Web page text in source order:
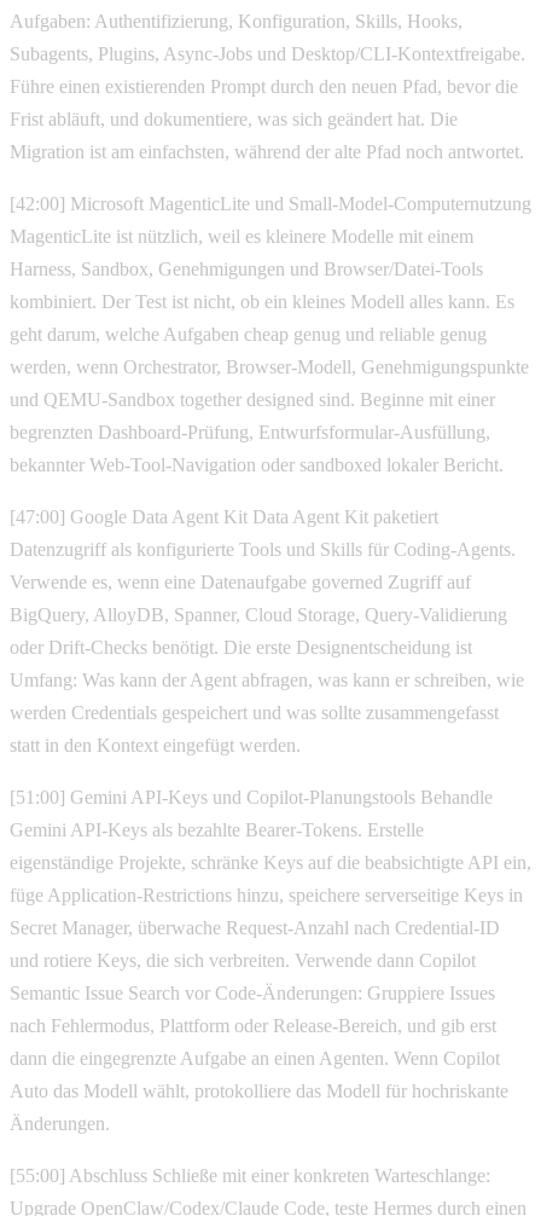
Aufgaben: Authentifizierung, Konfiguration, Skills, Hooks,
Subagents, Plugins, Async-Jobs und Desktop/CLI-Kontextfreigabe.
Führe einen existierenden Prompt durch den neuen Pfad, bevor die
Frist abläuft, und dokumentiere, was sich geändert hat. Die
Migration ist am einfachsten, während der alte Pfad noch antwortet.
[42:00] Microsoft MagenticLite und Small-Model-Computernutzung
MagenticLite ist nützlich, weil es kleinere Modelle mit einem
Harness, Sandbox, Genehmigungen und Browser/Datei-Tools
kombiniert. Der Test ist nicht, ob ein kleines Modell alles kann. Es
geht darum, welche Aufgaben cheap genug und reliable genug
werden, wenn Orchestrator, Browser-Modell, Genehmigungspunkte
und QEMU-Sandbox together designed sind. Beginne mit einer
begrenzten Dashboard-Prüfung, Entwurfsformular-Ausfüllung,
bekannter Web-Tool-Navigation oder sandboxed lokaler Bericht.
[47:00] Google Data Agent Kit Data Agent Kit paketiert
Datenzugriff als konfigurierte Tools und Skills für Coding-Agents.
Verwende es, wenn eine Datenaufgabe governed Zugriff auf
BigQuery, AlloyDB, Spanner, Cloud Storage, Query-Validierung
oder Drift-Checks benötigt. Die erste Designentscheidung ist
Umfang: Was kann der Agent abfragen, was kann er schreiben, wie
werden Credentials gespeichert und was sollte zusammengefasst
statt in den Kontext eingefügt werden.
[51:00] Gemini API-Keys und Copilot-Planungstools Behandle
Gemini API-Keys als bezahlte Bearer-Tokens. Erstelle
eigenständige Projekte, schränke Keys auf die beabsichtigte API ein,
füge Application-Restrictions hinzu, speichere serverseitige Keys in
Secret Manager, überwache Request-Anzahl nach Credential-ID
und rotiere Keys, die sich verbreiten. Verwende dann Copilot
Semantic Issue Search vor Code-Änderungen: Gruppiere Issues
nach Fehlermodus, Plattform oder Release-Bereich, und gib erst
dann die eingegrenzte Aufgabe an einen Agenten. Wenn Copilot
Auto das Modell wählt, protokolliere das Modell für hochriskante
Änderungen.
[55:00] Abschluss Schließe mit einer konkreten Warteschlange:
Upgrade OpenClaw/Codex/Claude Code, teste Hermes durch einen